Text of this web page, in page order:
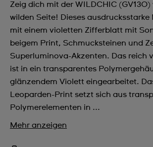
Zeig dich mit der WILDCHIC
wilden Seite! Dieses
mit einem violetten Zifferblatt mit
beigem Print, Schmucksteinen und
Superluminova-Akzenten. Das reich
ist in ein transparentes
glänzendem Violett eingearbeitet.
Leoparden-Print setzt sich aus
Polymerelementen in ...
Mehr anzeigen